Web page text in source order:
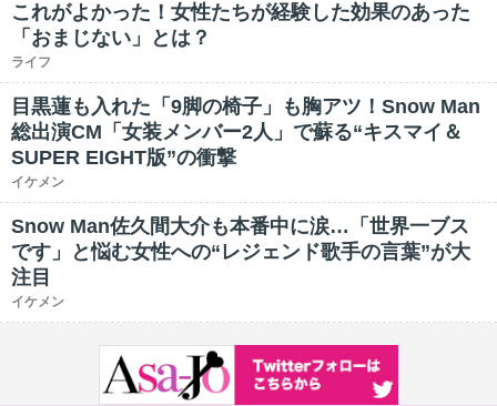
これがよかった！女性たちが経験した効果のあった
「おまじない」とは？
ライフ
目黒蓮も入れた「9脚の椅子」も胸アツ！Snow Man
総出演CM「女装メンバー2人」で蘇る“キスマイ＆
SUPER EIGHT版”の衝撃
イケメン
Snow Man佐久間大介も本番中に涙…「世界一ブス
です」と悩む女性への“レジェンド歌手の言葉”が大
注目
イケメン